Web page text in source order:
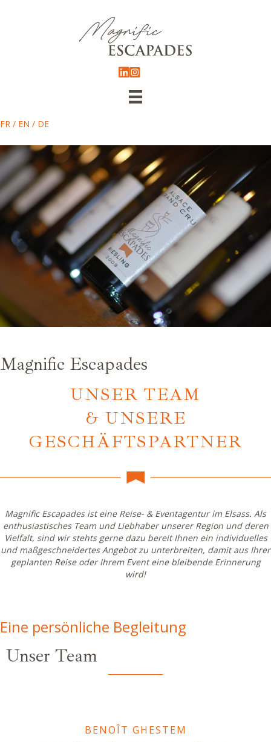
FR / EN / DE
Magnific Escapades
UNSER TEAM
& UNSERE
GESCHÄFTSPARTNER
Magnific Escapades ist eine Reise- & Eventagentur im Elsass. Als
enthusiastisches Team und Liebhaber unserer Region und deren
Vielfalt, sind wir stehts gerne dazu bereit Ihnen ein individuelles
und maßgeschneidertes Angebot zu unterbreiten, damit aus Ihrer
geplanten Reise oder Ihrem Event eine bleibende Erinnerung
wird!
Eine persönliche Begleitung
Unser Team
BENOÎT GHESTEM